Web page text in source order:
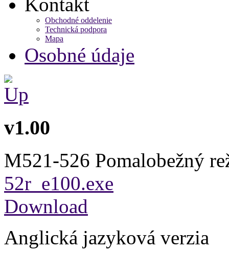
Obchodné oddelenie
Technická podpora
Mapa
Osobné údaje
v1.00
M521-526 Pomalobežný
52r_e100.exe
Download
Anglická jazyková verzia